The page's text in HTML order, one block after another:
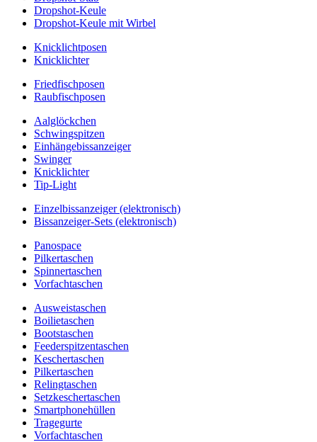
Dropshot-Keule
Dropshot-Keule mit Wirbel
Knicklichtposen
Knicklichter
Friedfischposen
Raubfischposen
Aalglöckchen
Schwingspitzen
Einhängebissanzeiger
Swinger
Knicklichter
Tip-Light
Einzelbissanzeiger (elektronisch)
Bissanzeiger-Sets (elektronisch)
Panospace
Pilkertaschen
Spinnertaschen
Vorfachtaschen
Ausweistaschen
Boilietaschen
Bootstaschen
Feederspitzentaschen
Keschertaschen
Pilkertaschen
Relingtaschen
Setzkeschertaschen
Smartphonehüllen
Tragegurte
Vorfachtaschen